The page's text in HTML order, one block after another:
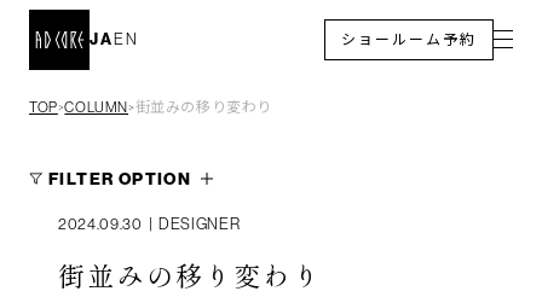
EN
JA ショールーム予約
TOP＞COLUMN＞街並みの移り変わり
FILTER OPTION
2024.09.30 DESIGNER
街並みの移り変わり